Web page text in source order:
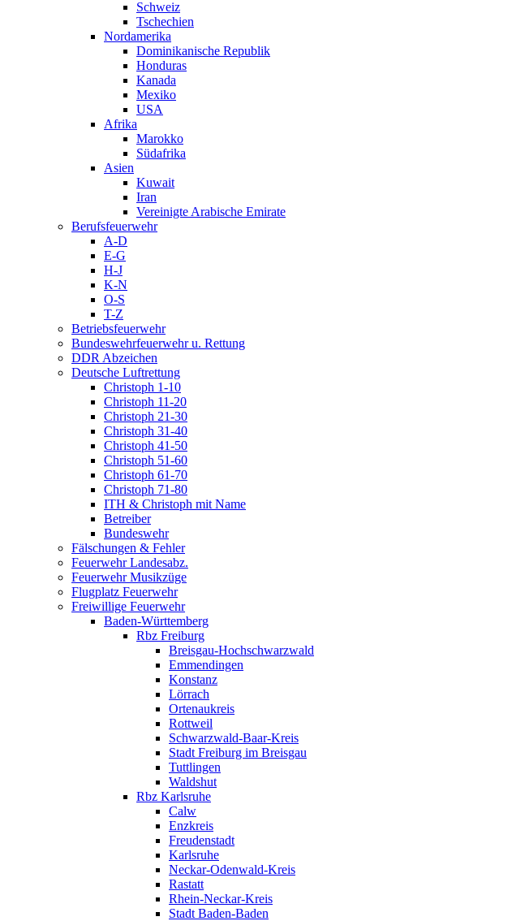
Schweiz
Tschechien
Nordamerika
Dominikanische Republik
Honduras
Kanada
Mexiko
USA
Afrika
Marokko
Südafrika
Asien
Kuwait
Iran
Vereinigte Arabische Emirate
Berufsfeuerwehr
A-D
E-G
H-J
K-N
O-S
T-Z
Betriebsfeuerwehr
Bundeswehrfeuerwehr u. Rettung
DDR Abzeichen
Deutsche Luftrettung
Christoph 1-10
Christoph 11-20
Christoph 21-30
Christoph 31-40
Christoph 41-50
Christoph 51-60
Christoph 61-70
Christoph 71-80
ITH & Christoph mit Name
Betreiber
Bundeswehr
Fälschungen & Fehler
Feuerwehr Landesabz.
Feuerwehr Musikzüge
Flugplatz Feuerwehr
Freiwillige Feuerwehr
Baden-Württemberg
Rbz Freiburg
Breisgau-Hochschwarzwald
Emmendingen
Konstanz
Lörrach
Ortenaukreis
Rottweil
Schwarzwald-Baar-Kreis
Stadt Freiburg im Breisgau
Tuttlingen
Waldshut
Rbz Karlsruhe
Calw
Enzkreis
Freudenstadt
Karlsruhe
Neckar-Odenwald-Kreis
Rastatt
Rhein-Neckar-Kreis
Stadt Baden-Baden